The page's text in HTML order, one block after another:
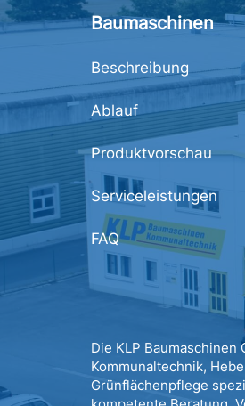
Baumaschinen
Beschreibung
Ablauf
Produktvorschau
Serviceleistungen
FAQ
Die KLP
Kommunaltechnik,
Grünflächenpflege